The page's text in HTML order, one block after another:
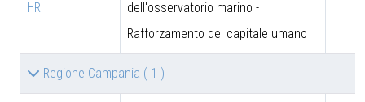
HR
dell'osservatorio marino -
Rafforzamento del capitale umano
Regione Campania ( 1 )